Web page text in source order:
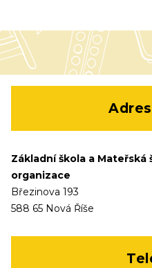
Základní škola a Mateřská
organizace
Březinova 193
588 65 Nová Říše